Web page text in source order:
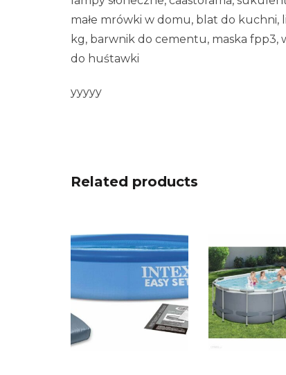
małe mrówki w domu, blat do kuchni,
kg, barwnik do cementu, maska fpp3,
do huśtawki
yyyyy
Related products